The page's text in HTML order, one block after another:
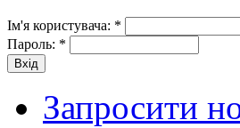
Ім'я користувача: *
Пароль: *
Запросити